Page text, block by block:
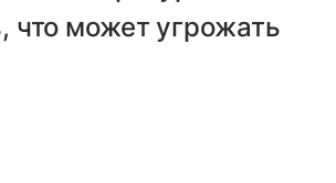
что может угрожать